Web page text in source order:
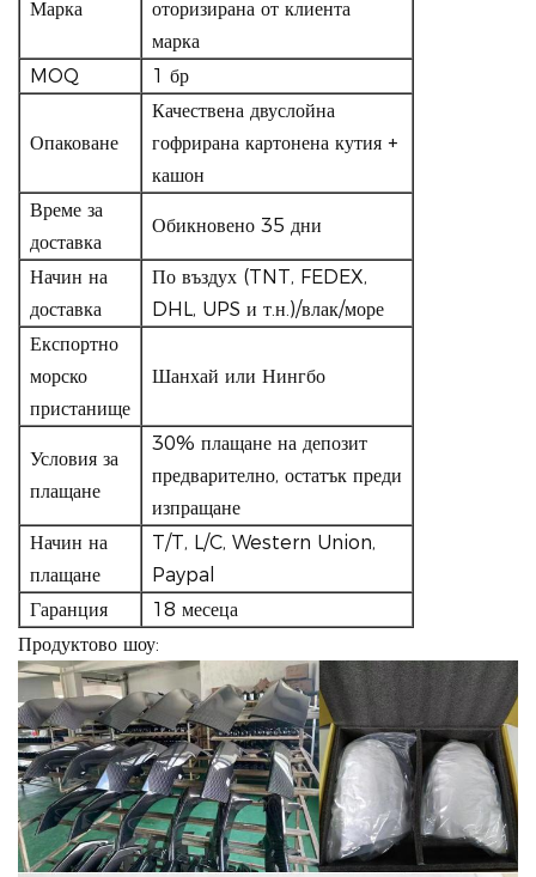
Марка
оторизирана от клиента
марка
MOQ
1 бр
Опаковане
Качествена двуслойна
гофрирана картонена кутия +
кашон
Време за
доставка
Обикновено 35 дни
Начин на
доставка
По въздух (TNT, FEDEX,
DHL, UPS и т.н.)/влак/море
Експортно
морско
пристанище
Шанхай или Нингбо
Условия за
плащане
30% плащане на депозит
предварително, остатък преди
изпращане
Начин на
плащане
T/T, L/C, Western Union,
Paypal
Гаранция
18 месеца
Продуктово шоу: